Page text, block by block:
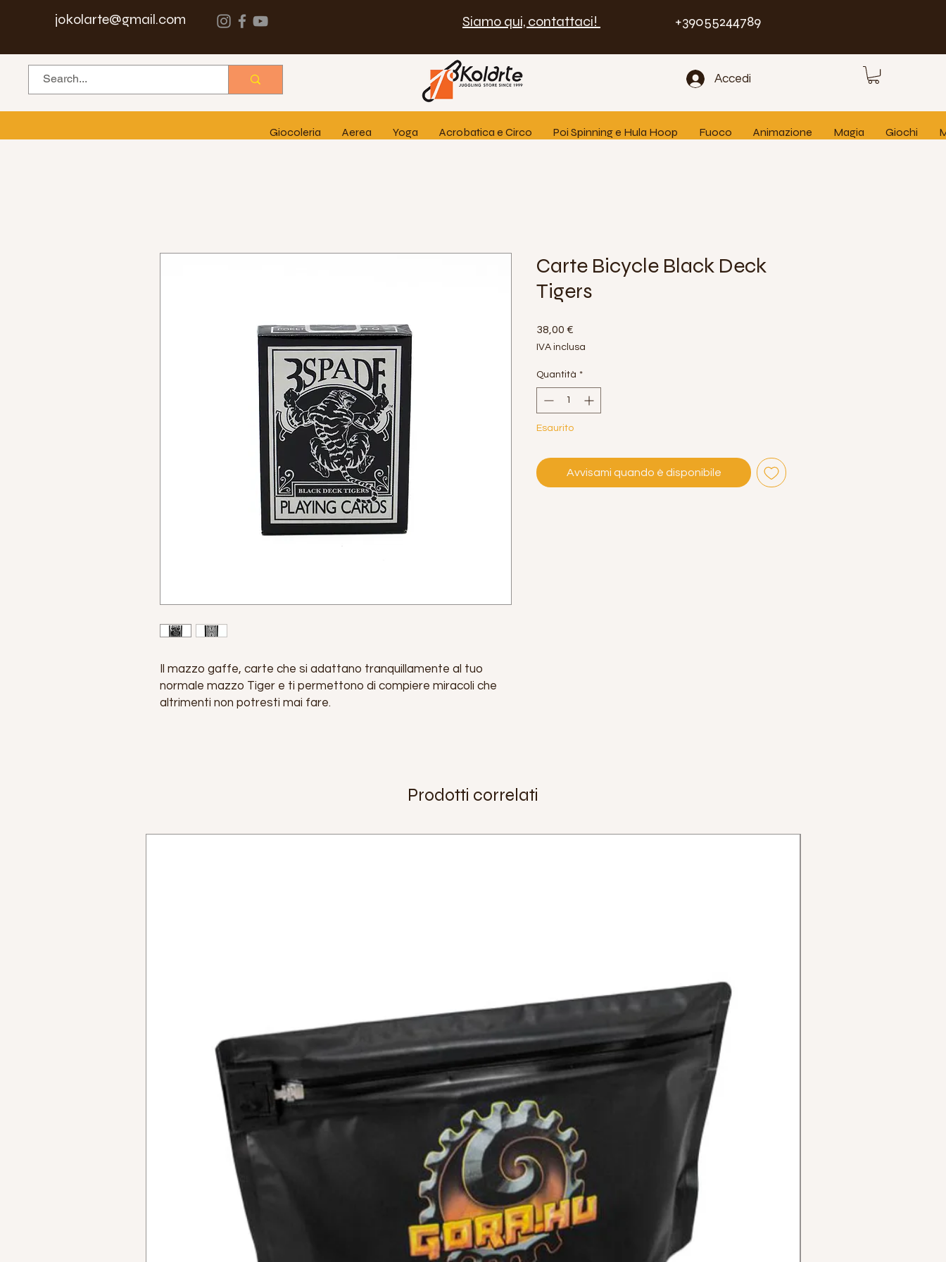
jokolarte@gmail.com Siamo qui, contattaci! +39055244789
Accedi
Giocoleria Aerea Yoga Acrobatica e Circo Poi Spinning e Hula Hoop Fuoco Animazione Magia Giochi
Il mazzo gaffe, carte che si adattano tranquillamente al tuo
normale mazzo Tiger e ti permettono di compiere miracoli che
altrimenti non potresti mai fare.
Carte Bicycle Black Deck
Tigers
38,00 €
IVA inclusa
Quantità *
Esaurito
Avvisami quando è disponibile
Prodotti correlati